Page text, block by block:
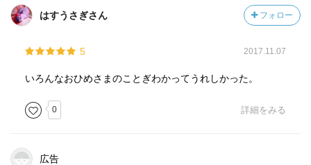
はすうさぎさん フォロー
5 2017.11.07
いろんなおひめさまのことぎわかってうれしかった。
0 詳細をみる
広告